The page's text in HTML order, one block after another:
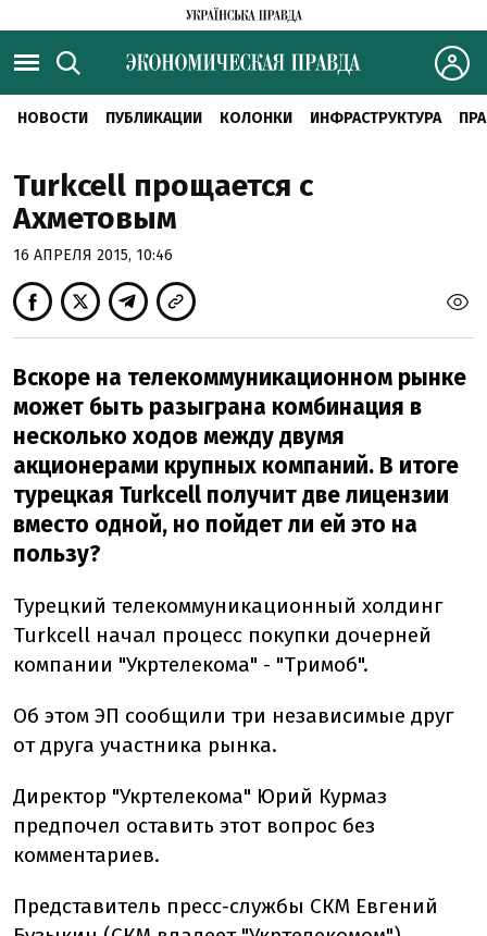
НОВОСТИ ПУБЛИКАЦИИ КОЛОНКИ ИНФРАСТРУКТУРА
Turkcell прощается с
Ахметовым
16 АПРЕЛЯ 2015, 10:46
Вскоре на телекоммуникационном рынке
может быть разыграна комбинация в
несколько ходов между двумя
акционерами крупных компаний. В итоге
турецкая Turkcell получит две лицензии
вместо одной, но пойдет ли ей это на
пользу?
Турецкий телекоммуникационный холдинг
Turkcell начал процесс покупки дочерней
компании "Укртелекома" - "Тримоб".
Об этом ЭП сообщили три независимые друг
от друга участника рынка.
Директор "Укртелекома" Юрий Курмаз
предпочел оставить этот вопрос без
комментариев.
Представитель пресс-службы СКМ Евгений